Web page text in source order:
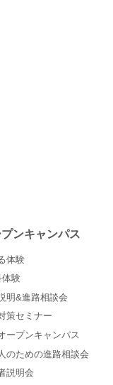
ンキャンパス
体験
体験
明&進路相談会
策セミナー
ープンキャンパス
のための進路相談会
説明会